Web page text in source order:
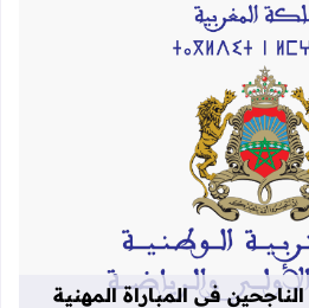
قراءة المزيد عن لوائح نهائية بأسماء
في المباراة المهنية